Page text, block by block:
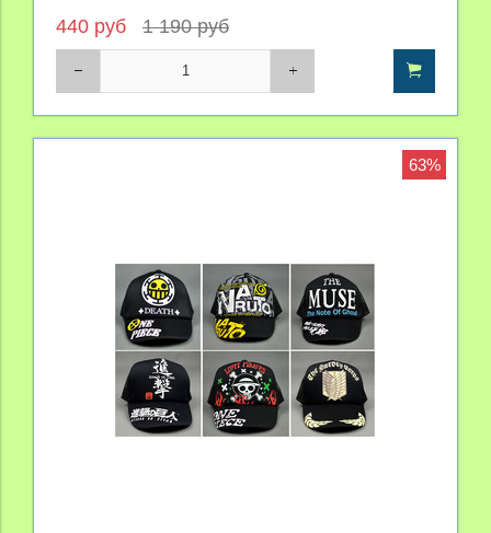
440 руб 1 190 руб
63%